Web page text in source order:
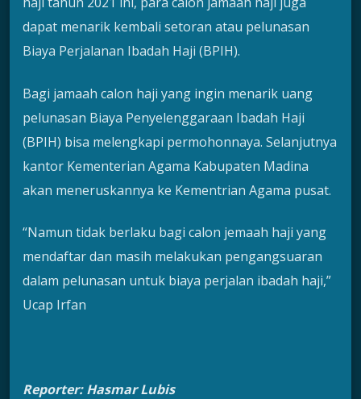
dapat menarik kembali setoran atau pelunasan
Biaya Perjalanan Ibadah Haji (BPIH).
Bagi jamaah calon haji yang ingin menarik uang
pelunasan Biaya Penyelenggaraan Ibadah Haji
(BPIH) bisa melengkapi permohonnaya. Selanjutnya
kantor Kementerian Agama Kabupaten Madina
akan meneruskannya ke Kementrian Agama pusat.
“Namun tidak berlaku bagi calon jemaah haji yang
mendaftar dan masih melakukan pengangsuaran
dalam pelunasan untuk biaya perjalan ibadah haji,”
Ucap Irfan
Reporter: Hasmar Lubis